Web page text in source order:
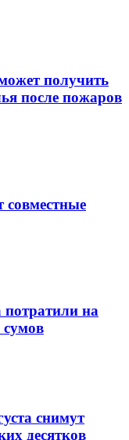
получить
после пожаров
совместные
потратили на
сумов
снимут
десятков